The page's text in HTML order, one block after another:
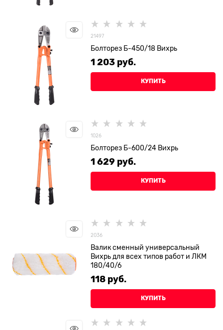
21497
Болторез Б-450/18 Вихрь
1 203 руб.
КУПИТЬ
1026
Болторез Б-600/24 Вихрь
1 629 руб.
КУПИТЬ
2036
Валик сменный универсальный
Вихрь для всех типов работ и ЛКМ
180/40/6
118 руб.
КУПИТЬ